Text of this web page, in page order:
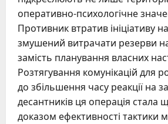
оперативно-психологічне
Противник втратив ініціативу на
змушений витрачати резерви
замість планування власних
Розтягування комунікацій для
до збільшення часу реакції на
десантників ця операція стала
доказом ефективності тактики